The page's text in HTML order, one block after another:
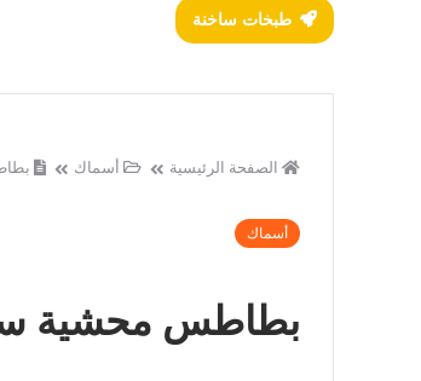
طبخات ساخنة
الصفحة الرئيسية أسماك
أسماك
بطاطس محشية